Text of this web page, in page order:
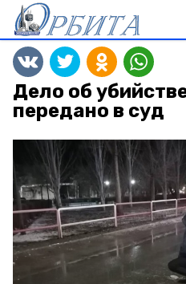
Дело об
передано в суд